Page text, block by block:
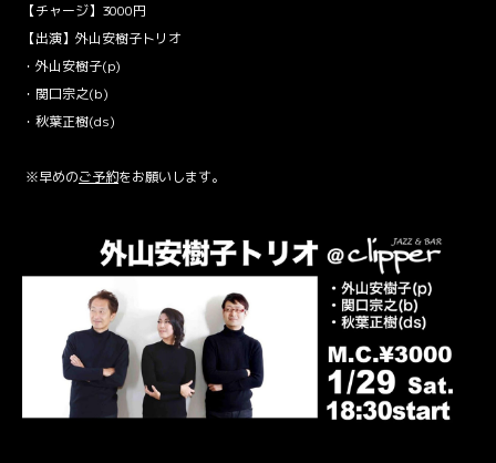
【チャージ】3000円
【出演】外山安樹子トリオ
・外山安樹子(p)
・関口宗之(b)
・秋葉正樹(ds)
※早めのご予約をお願いします。